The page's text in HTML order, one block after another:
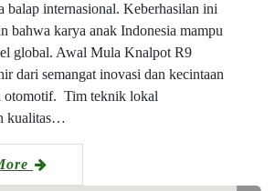
balap internasional. Keberhasilan ini
bahwa karya anak Indonesia mampu
global. Awal Mula Knalpot R9
dari semangat inovasi dan kecintaan
otomotif. Tim teknik lokal
kualitas…